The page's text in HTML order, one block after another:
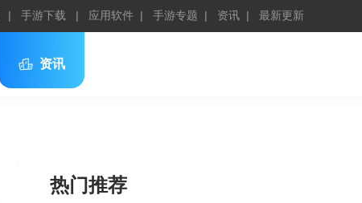
手游下载 应用软件 手游专题 资讯 最新更新
资讯
热门推荐